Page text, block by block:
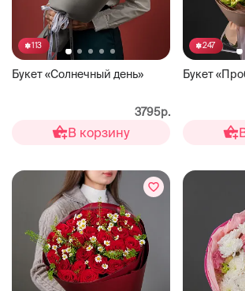
113
Букет «Солнечный день»
3795р.
В корзину
247
Букет